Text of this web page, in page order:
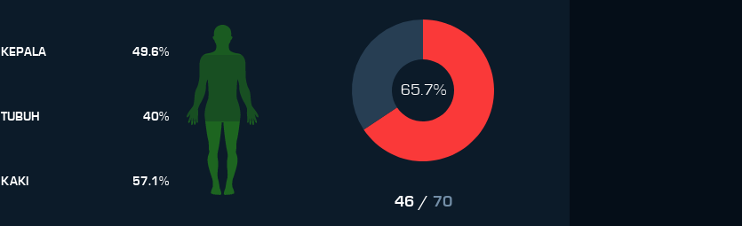
KEPALA 49.6%
TUBUH 40%
KAKI 57.1%
65.7%
46/ 70